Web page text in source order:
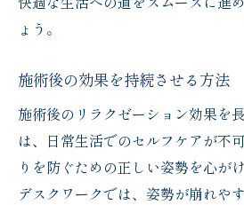
ょう。
施術後の効果を持続させる方法
施術後のリラクゼーション効果を
は、日常生活でのセルフケアが不
りを防ぐための正しい姿勢を心が
デスクワークでは、姿勢が崩れや